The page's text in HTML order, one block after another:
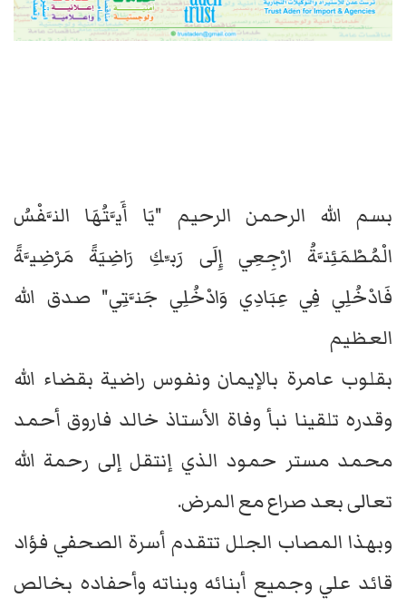
بسم الله الرحمن الرحيم "يَا أَيَّتُهَا النَّفْسُ
الْمُطْمَئِنَّةُ ارْجِعِي إِلَى رَبِّكِ رَاضِيَةً مَرْضِيَّةً
فَادْخُلِي فِي عِبَادِي وَادْخُلِي جَنَّتِي" صدق الله
العظيم
بقلوب عامرة بالإيمان ونفوس راضية بقضاء الله
وقدره تلقينا نبأ وفاة الأستاذ خالد فاروق أحمد
محمد مستر حمود الذي إنتقل إلى رحمة الله
تعالى بعد صراع مع المرض.
وبهذا المصاب الجلل تتقدم أسرة الصحفي فؤاد
قائد علي وجميع أبنائه وبناته وأحفاده بخالص